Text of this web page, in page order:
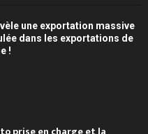
une exportation massive
dans les exportations de
!